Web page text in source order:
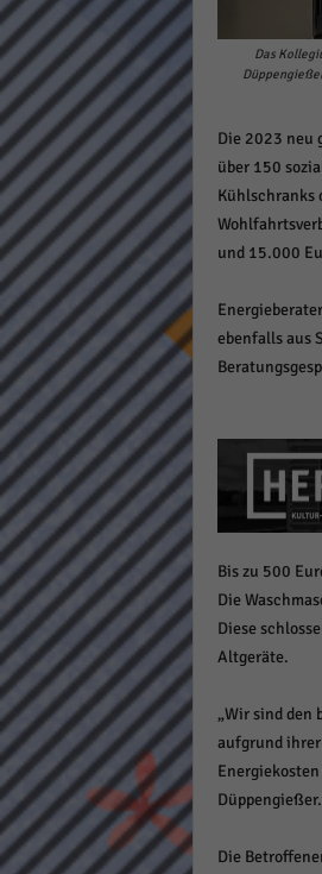
Das
Die 2023 neu
über 150
Kühlschranks
und 15.000
ebenfalls aus
Bis zu 500
Die
Diese
Altgeräte.
„Wir sind den
aufgrund
Düppengießer.
Die